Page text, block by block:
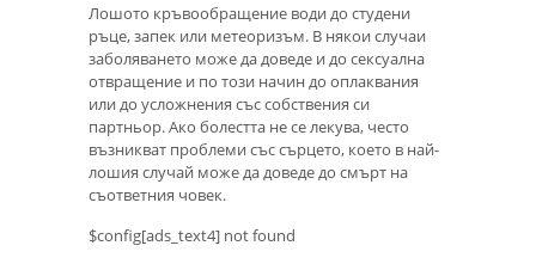
Лошото кръвообращение води до студени
ръце, запек или метеоризъм. В някои случаи
заболяването може да доведе и до сексуална
отвращение и по този начин до оплаквания
или до усложнения със собствения си
партньор. Ако болестта не се лекува, често
възникват проблеми със сърцето, което в най-
лошия случай може да доведе до смърт на
съответния човек.
$config[ads_text4] not found